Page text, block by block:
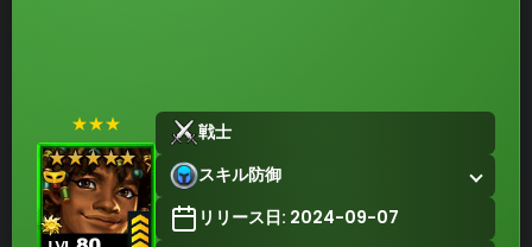
★★★
戦士
スキル防御
リリース日: 2024-09-07